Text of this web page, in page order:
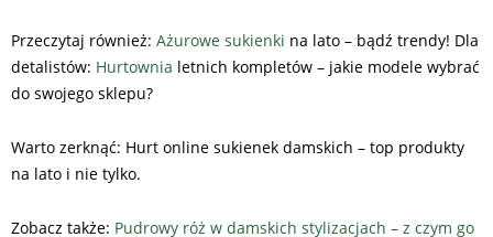
Przeczytaj również: Ażurowe sukienki na lato – bądź trendy! Dla
detalistów: Hurtownia letnich kompletów – jakie modele wybrać
do swojego sklepu?
Warto zerknąć: Hurt online sukienek damskich – top produkty
na lato i nie tylko.
Zobacz także: Pudrowy róż w damskich stylizacjach – z czym go